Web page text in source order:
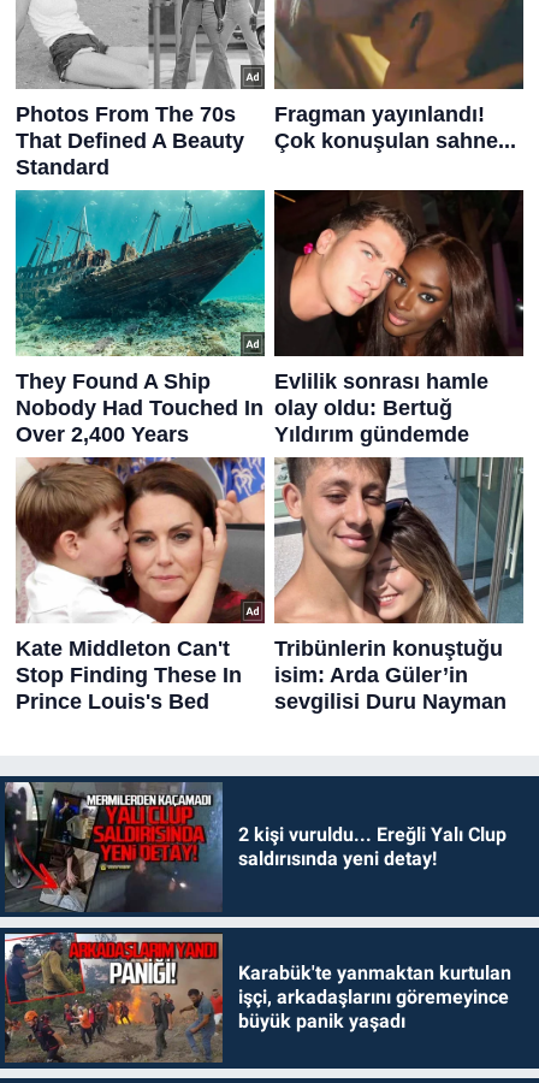
2 kişi vuruldu... Ereğli Yalı Clup
saldırısında yeni detay!
Karabük'te yanmaktan kurtulan
işçi, arkadaşlarını göremeyince
büyük panik yaşadı